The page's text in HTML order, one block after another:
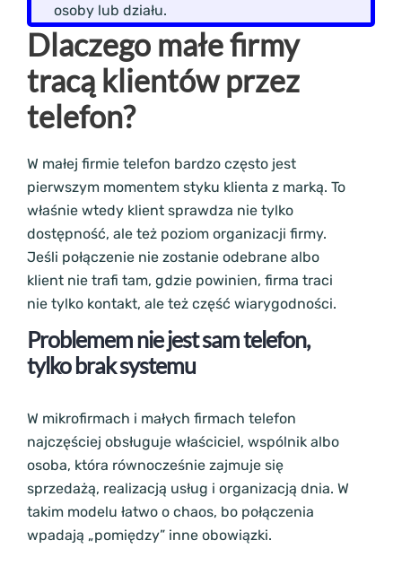
osoby lub działu.
Dlaczego małe firmy
tracą klientów przez
telefon?
W małej firmie telefon bardzo często jest
pierwszym momentem styku klienta z marką. To
właśnie wtedy klient sprawdza nie tylko
dostępność, ale też poziom organizacji firmy.
Jeśli połączenie nie zostanie odebrane albo
klient nie trafi tam, gdzie powinien, firma traci
nie tylko kontakt, ale też część wiarygodności.
Problemem nie jest sam telefon,
tylko brak systemu
W mikrofirmach i małych firmach telefon
najczęściej obsługuje właściciel, wspólnik albo
osoba, która równocześnie zajmuje się
sprzedażą, realizacją usług i organizacją dnia. W
takim modelu łatwo o chaos, bo połączenia
wpadają „pomiędzy” inne obowiązki.